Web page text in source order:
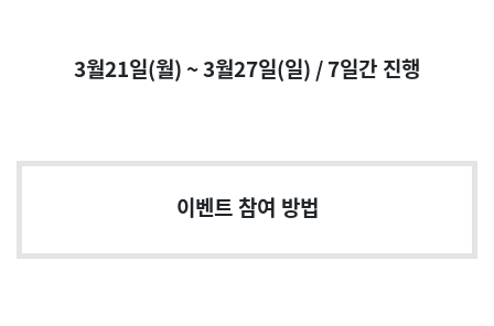
3월21일(월) ~ 3월27일(일) / 7일간 진행
이벤트 참여 방법